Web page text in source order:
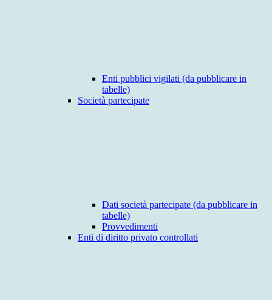
Enti pubblici vigilati (da pubblicare in
tabelle)
Società partecipate
Dati società partecipate (da pubblicare in
tabelle)
Provvedimenti
Enti di diritto privato controllati